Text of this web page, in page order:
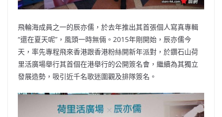
飛輪海成員之一的辰亦儒，於去年推出其首張個人寫真專輯
“還在夏天呢”，風頭一時無倆。2015年剛開始，辰亦儒今
天，率先專程飛來香港跟香港粉絲開新年派對，於鑽石山荷
里活廣場舉行其首個在港舉行的公開簽名會，繼續為其獨立
發展造勢，吸引近千名歌迷圍觀及排隊簽名。